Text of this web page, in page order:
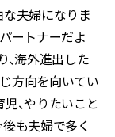
夫婦になりま
ートナーだよ
、海外進出した
方向を向いてい
、やりたいこと
も夫婦で多く